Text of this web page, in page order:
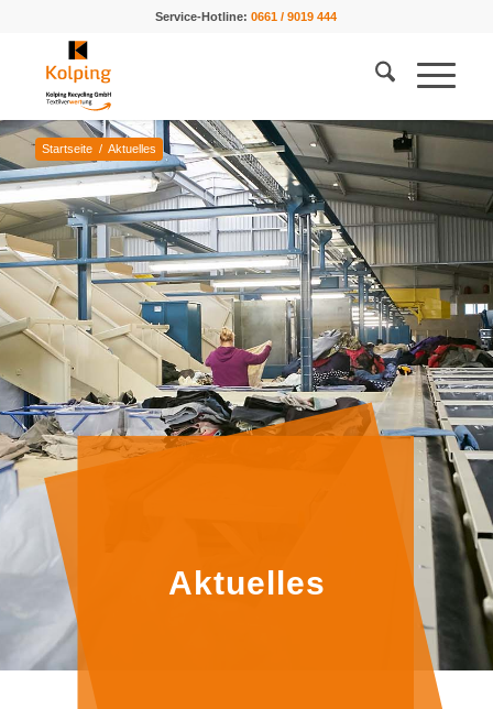
Service-Hotline:0661 / 9019 444
Startseite / Aktuelles
Aktuelles